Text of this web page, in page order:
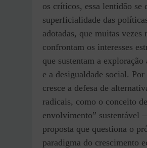
os críticos, essa lentidão se
superficialidade das
adotadas, que muitas vezes
confrontam os interesses
que sustentam a exploração
e a desigualdade social. Por
cresce a defesa de
radicais, como o conceito
envolvimento” sustentável
proposta que questiona o
paradigma do crescimento